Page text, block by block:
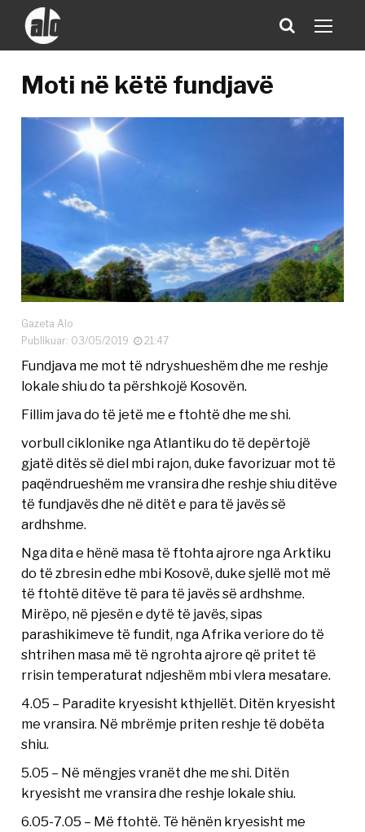
Moti në këtë fundjavë
Gazeta Alo
Publikuar: 03/05/2019
21:47
Fundjava me mot të ndryshueshëm dhe me reshje
lokale shiu do ta përshkojë Kosovën.
Fillim java do të jetë me e ftohtë dhe me shi.
vorbull ciklonike nga Atlantiku do të depërtojë
gjatë ditës së diel mbi rajon, duke favorizuar mot të
paqëndrueshëm me vransira dhe reshje shiu ditëve
të fundjavës dhe në ditët e para të javës së
ardhshme.
Nga dita e hënë masa të ftohta ajrore nga Arktiku
do të zbresin edhe mbi Kosovë, duke sjellë mot më
të ftohtë ditëve të para të javës së ardhshme.
Mirëpo, në pjesën e dytë të javës, sipas
parashikimeve të fundit, nga Afrika veriore do të
shtrihen masa më të ngrohta ajrore që pritet të
rrisin temperaturat ndjeshëm mbi vlera mesatare.
4.05 – Paradite kryesisht kthjellët. Ditën kryesisht
me vransira. Në mbrëmje priten reshje të dobëta
shiu.
5.05 – Në mëngjes vranët dhe me shi. Ditën
kryesisht me vransira dhe reshje lokale shiu.
6.05-7.05 – Më ftohtë. Të hënën kryesisht me